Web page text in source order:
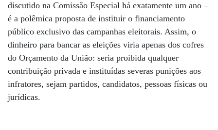
discutido na Comissão Especial há exatamente um ano –
é a polêmica proposta de instituir o financiamento
público exclusivo das campanhas eleitorais. Assim, o
dinheiro para bancar as eleições viria apenas dos cofres
do Orçamento da União: seria proibida qualquer
contribuição privada e instituídas severas punições aos
infratores, sejam partidos, candidatos, pessoas físicas ou
jurídicas.